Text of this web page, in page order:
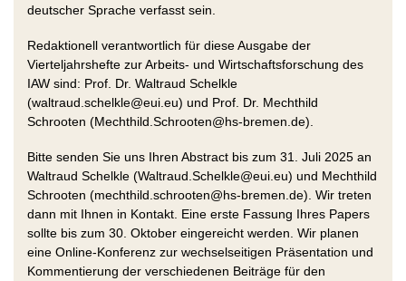
deutscher Sprache verfasst sein.
Redaktionell verantwortlich für diese Ausgabe der
Vierteljahrshefte zur Arbeits- und Wirtschaftsforschung des
IAW sind: Prof. Dr. Waltraud Schelkle
(waltraud.schelkle@eui.eu) und Prof. Dr. Mechthild
Schrooten (Mechthild.Schrooten@hs-bremen.de).
Bitte senden Sie uns Ihren Abstract bis zum 31. Juli 2025 an
Waltraud Schelkle (Waltraud.Schelkle@eui.eu) und Mechthild
Schrooten (mechthild.schrooten@hs-bremen.de). Wir treten
dann mit Ihnen in Kontakt. Eine erste Fassung Ihres Papers
sollte bis zum 30. Oktober eingereicht werden. Wir planen
eine Online-Konferenz zur wechselseitigen Präsentation und
Kommentierung der verschiedenen Beiträge für den